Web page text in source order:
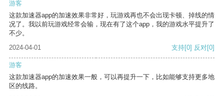
游客
这款加速器app的加速效果非常好，玩游戏再也不会出现卡顿、掉线的情
况了。我以前玩游戏经常会输，现在有了这个app，我的游戏水平提升了
不少。
2024-04-01
支持[0] 反对[0]
游客
这款加速器app的加速效果一般，可以再提升一下，比如能够支持更多地
区的线路。